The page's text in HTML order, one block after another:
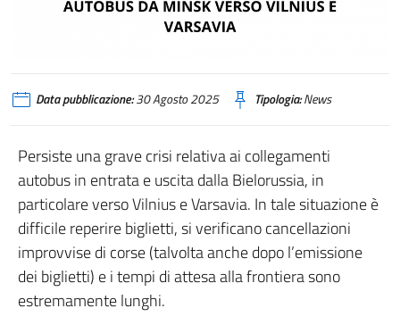
Data pubblicazione:30 Agosto 2025 Tipologia:News
Persiste una grave crisi relativa ai collegamenti
autobus in entrata e uscita dalla Bielorussia, in
particolare verso Vilnius e Varsavia. In tale situazione è
difficile reperire biglietti, si verificano cancellazioni
improvvise di corse (talvolta anche dopo l’emissione
dei biglietti) e i tempi di attesa alla frontiera sono
estremamente lunghi.